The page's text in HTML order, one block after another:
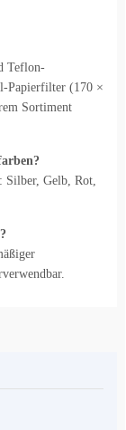
Teflon-
Papierfilter (170 ×
Sortiment
Silber, Gelb, Rot,